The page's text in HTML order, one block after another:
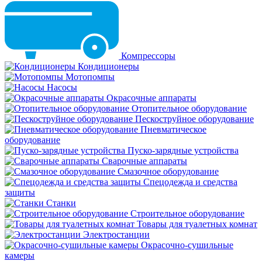
Компрессоры
Кондиционеры
Мотопомпы
Насосы
Окрасочные аппараты
Отопительное оборудование
Пескоструйное оборудование
Пневматическое
оборудование
Пуско-зарядные устройства
Сварочные аппараты
Смазочное оборудование
Спецодежда и средства
защиты
Станки
Строительное оборудование
Товары для туалетных комнат
Электростанции
Окрасочно-сушильные
камеры